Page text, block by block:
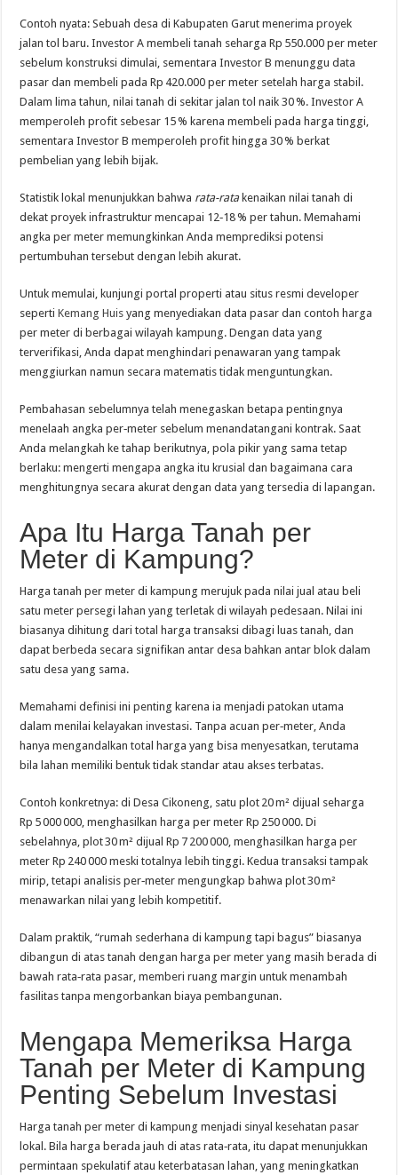
Contoh nyata: Sebuah desa di Kabupaten Garut menerima proyek
jalan tol baru. Investor A membeli tanah seharga Rp 550.000 per meter
sebelum konstruksi dimulai, sementara Investor B menunggu data
pasar dan membeli pada Rp 420.000 per meter setelah harga stabil.
Dalam lima tahun, nilai tanah di sekitar jalan tol naik 30 %. Investor A
memperoleh profit sebesar 15 % karena membeli pada harga tinggi,
sementara Investor B memperoleh profit hingga 30 % berkat
pembelian yang lebih bijak.
Statistik lokal menunjukkan bahwa rata-ratakenaikan nilai tanah di
dekat proyek infrastruktur mencapai 12‑18 % per tahun. Memahami
angka per meter memungkinkan Anda memprediksi potensi
pertumbuhan tersebut dengan lebih akurat.
Untuk memulai, kunjungi portal properti atau situs resmi developer
sepertiKemang Huis yang menyediakan data pasar dan contoh harga
per meter di berbagai wilayah kampung. Dengan data yang
terverifikasi, Anda dapat menghindari penawaran yang tampak
menggiurkan namun secara matematis tidak menguntungkan.
Pembahasan sebelumnya telah menegaskan betapa pentingnya
menelaah angka per‑meter sebelum menandatangani kontrak. Saat
Anda melangkah ke tahap berikutnya, pola pikir yang sama tetap
berlaku: mengerti mengapa angka itu krusial dan bagaimana cara
menghitungnya secara akurat dengan data yang tersedia di lapangan.
Apa Itu Harga Tanah per
Meter di Kampung?
Harga tanah per meter di kampung merujuk pada nilai jual atau beli
satu meter persegi lahan yang terletak di wilayah pedesaan. Nilai ini
biasanya dihitung dari total harga transaksi dibagi luas tanah, dan
dapat berbeda secara signifikan antar desa bahkan antar blok dalam
satu desa yang sama.
Memahami definisi ini penting karena ia menjadi patokan utama
dalam menilai kelayakan investasi. Tanpa acuan per‑meter, Anda
hanya mengandalkan total harga yang bisa menyesatkan, terutama
bila lahan memiliki bentuk tidak standar atau akses terbatas.
Contoh konkretnya: di Desa Cikoneng, satu plot 20 m² dijual seharga
Rp 5 000 000, menghasilkan harga per meter Rp 250 000. Di
sebelahnya, plot 30 m² dijual Rp 7 200 000, menghasilkan harga per
meter Rp 240 000 meski totalnya lebih tinggi. Kedua transaksi tampak
mirip, tetapi analisis per‑meter mengungkap bahwa plot 30 m²
menawarkan nilai yang lebih kompetitif.
Dalam praktik, “rumah sederhana di kampung tapi bagus” biasanya
dibangun di atas tanah dengan harga per meter yang masih berada di
bawah rata‑rata pasar, memberi ruang margin untuk menambah
fasilitas tanpa mengorbankan biaya pembangunan.
Mengapa Memeriksa Harga
Tanah per Meter di Kampung
Penting Sebelum Investasi
Harga tanah per meter di kampung menjadi sinyal kesehatan pasar
lokal. Bila harga berada jauh di atas rata‑rata, itu dapat menunjukkan
permintaan spekulatif atau keterbatasan lahan, yang meningkatkan